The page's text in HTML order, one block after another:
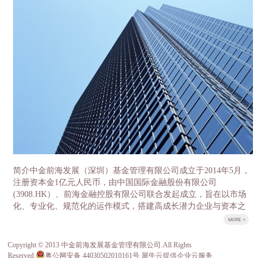
通。 中金前海副总经理石明达首先介绍了中金
前海的基本情况和发展历程，总结了前海自贸区在产
业基金及特色小镇方面的经验。 中金前海董事总经
理胡祺昊则作为云南母基金的主要负责人，对中金前
海管理的云南母基金、氢能源基金等重要的区域性、
行业性代表基金做了介绍，并交流了过去几年公司投
资的重要项目，如中石化、百果园、坚果微影院、万
色城等。其中中国果业龙头百果园项目因为与云南的
农业科技和高原特色产业相关度高，经营模式先进，
规模领先、受到大家的重点关注和热烈讨论，昭通野
苹果案例更是令云南的客人赞叹不已。宾主相约邀请
百果园的管理层与云南农科院以及高原特色果业的龙
头企业进行成体系的对接，推动实现高品质云南水果
跨省跨季，市场驱动的良性发展。 目前，中金
前海实际投资规模已达130亿元，管理资产规模超200
亿。不仅获得证券时报评选的2016年最具成长性创投
机构称号，中金前海董事总经理胡祺昊也获得了2016
年最佳新锐投资人的称号，所投项目多次入选清科、
投中等行业领先排名。其股东中金公司和前海金控分
别管理着国家新兴产业创业投资引导基金、成都前海
改革委牵头，委托中金前海（深圳）基金管理有限公
司负责具体运营管理。省政府授权省发展改革委履行
政府出资人职责，首期整合省级财政资金16亿元，逐
年整合省级财政中扶持产业发展50%左右的存量资金
以及全部新增投入部分，加上子基金收益的滚动使
用，5年争取整合100亿元左右资金作为引导资金，母
基金管理公司按照1:1-1:2的比例进行社会募集，首期
母基金规模达到32亿元-48亿元、5年达到200亿元-300
亿元。 子基金由各重点产业领导小组牵头，按照“一
个产业、一支基金”的思路，分别设立8个重点产业发
展子基金，同时设立1个并购基金和1个国际产能合作
基金服务8个重点产业，按照“成熟一支、设立一
支”的原则，经母基金管理人中金前海（深圳）基金
管理有限公司核准设立。 云南省发展改革委作为政
情况，确保基金稳健运作。设立产业投资基金是一项
重大改革和创新工作，对于更好发挥财政资金对社会
资金的引导作用，充分发挥市场在资源配置中的决定
性作用，优化财政资金支持方式，顺利推进重点产业
关于我们
简介中金前海发展（深圳）基金管理有限公司成立于2014年5月，
注册资本金1亿元人民币，由中国国际金融股份有限公司
(3908.HK）、前海金融控股有限公司联合发起成立，旨在以市场
化、专业化、规范化的运作模式，搭建高成长潜力企业与资本之
间的桥梁。 荣誉公司于2014年底荣获由深圳市前海管理局、前海
Copyright © 2013 中金前海发展基金管理有限公司.All Rights
Reserved
粤公网安备 44030502010161号 犀牛云提供企业云服务